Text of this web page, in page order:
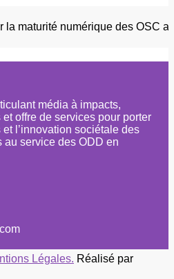
numérique des OSC
média à impacts,
et offre de services pour porter
l’innovation sociétale des
au service des ODD en
Légales. Réalisé par